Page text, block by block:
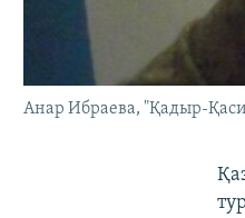
Анар Ибраева, "Қадыр-